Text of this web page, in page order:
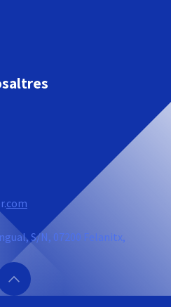
com
S/N, 07200 Felanitx,